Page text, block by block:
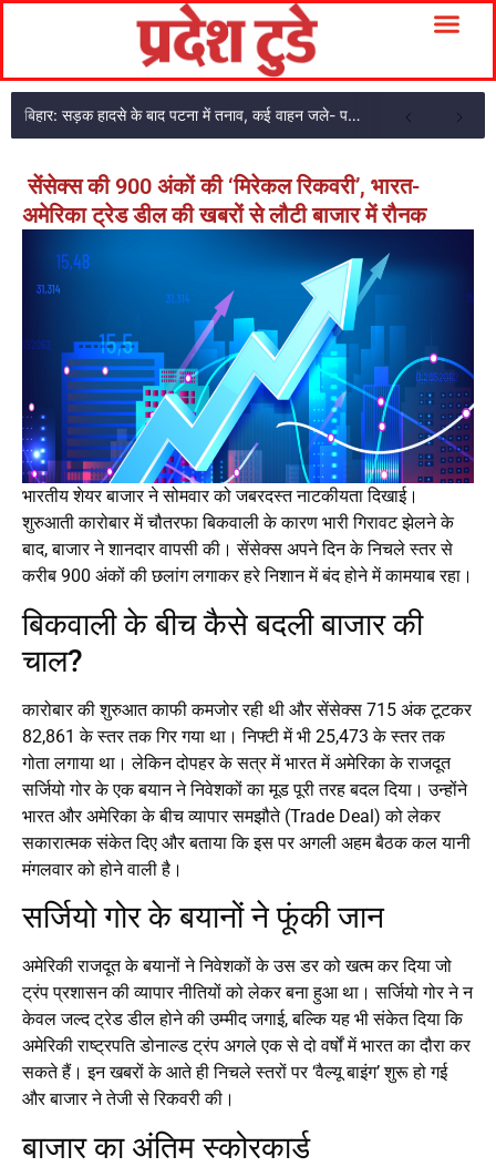
बिहार: सड़क हादसे के बाद पटना में तनाव, कई वाहन जले- पथराव हुआ
सेंसेक्स की 900 अंकों की ‘मिरेकल रिकवरी’, भारत-
अमेरिका ट्रेड डील की खबरों से लौटी बाजार में रौनक
भारतीय शेयर बाजार ने सोमवार को जबरदस्त नाटकीयता दिखाई।
शुरुआती कारोबार में चौतरफा बिकवाली के कारण भारी गिरावट झेलने के
बाद, बाजार ने शानदार वापसी की। सेंसेक्स अपने दिन के निचले स्तर से
करीब 900 अंकों की छलांग लगाकर हरे निशान में बंद होने में कामयाब रहा।
बिकवाली के बीच कैसे बदली बाजार की
चाल?
कारोबार की शुरुआत काफी कमजोर रही थी और सेंसेक्स 715 अंक टूटकर
82,861 के स्तर तक गिर गया था। निफ्टी में भी 25,473 के स्तर तक
गोता लगाया था। लेकिन दोपहर के सत्र में भारत में अमेरिका के राजदूत
सर्जियो गोर के एक बयान ने निवेशकों का मूड पूरी तरह बदल दिया। उन्होंने
भारत और अमेरिका के बीच व्यापार समझौते (Trade Deal) को लेकर
सकारात्मक संकेत दिए और बताया कि इस पर अगली अहम बैठक कल यानी
मंगलवार को होने वाली है।
सर्जियो गोर के बयानों ने फूंकी जान
अमेरिकी राजदूत के बयानों ने निवेशकों के उस डर को खत्म कर दिया जो
ट्रंप प्रशासन की व्यापार नीतियों को लेकर बना हुआ था। सर्जियो गोर ने न
केवल जल्द ट्रेड डील होने की उम्मीद जगाई, बल्कि यह भी संकेत दिया कि
अमेरिकी राष्ट्रपति डोनाल्ड ट्रंप अगले एक से दो वर्षों में भारत का दौरा कर
सकते हैं। इन खबरों के आते ही निचले स्तरों पर ‘वैल्यू बाइंग’ शुरू हो गई
और बाजार ने तेजी से रिकवरी की।
बाजार का अंतिम स्कोरकार्ड